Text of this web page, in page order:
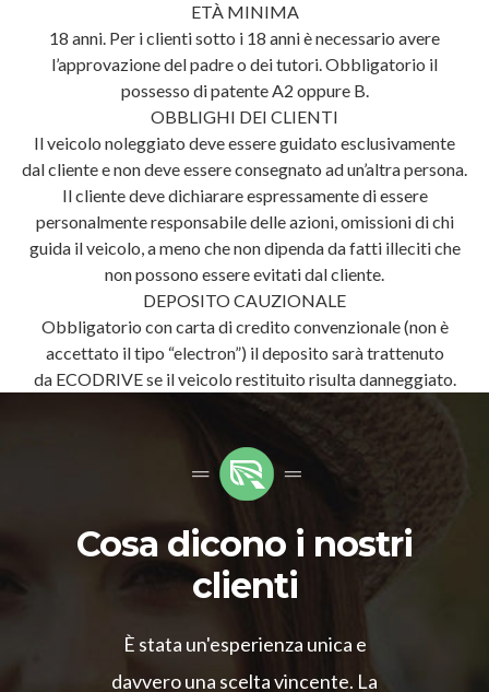
ETÀ MINIMA
18 anni. Per i clienti sotto i 18 anni è necessario avere
l’approvazione del padre o dei tutori. Obbligatorio il
possesso di patente A2 oppure B.
OBBLIGHI DEI CLIENTI
Il veicolo noleggiato deve essere guidato esclusivamente
dal cliente e non deve essere consegnato ad un’altra persona.
Il cliente deve dichiarare espressamente di essere
personalmente responsabile delle azioni, omissioni di chi
guida il veicolo, a meno che non dipenda da fatti illeciti che
non possono essere evitati dal cliente.
DEPOSITO CAUZIONALE
Obbligatorio con carta di credito convenzionale (non è
accettato il tipo “electron”) il deposito sarà trattenuto
da ECODRIVE se il veicolo restituito risulta danneggiato.
Cosa dicono i nostri
clienti
È stata un'esperienza unica e
davvero una scelta vincente. La